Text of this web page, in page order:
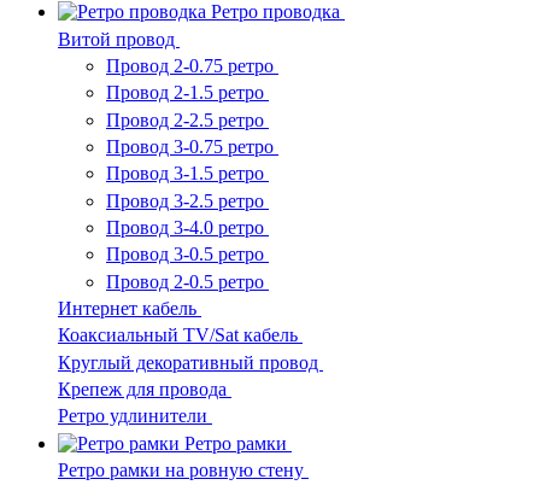
Ретро проводка
Витой провод
Провод 2-0.75 ретро
Провод 2-1.5 ретро
Провод 2-2.5 ретро
Провод 3-0.75 ретро
Провод 3-1.5 ретро
Провод 3-2.5 ретро
Провод 3-4.0 ретро
Провод 3-0.5 ретро
Провод 2-0.5 ретро
Интернет кабель
Коаксиальный TV/Sat кабель
Круглый декоративный провод
Крепеж для провода
Ретро удлинители
Ретро рамки
Ретро рамки на ровную стену